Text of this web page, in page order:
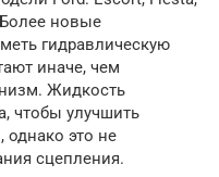
Более новые
гидравлическую
иначе, чем
Жидкость
чтобы улучшить
однако это не
сцепления.